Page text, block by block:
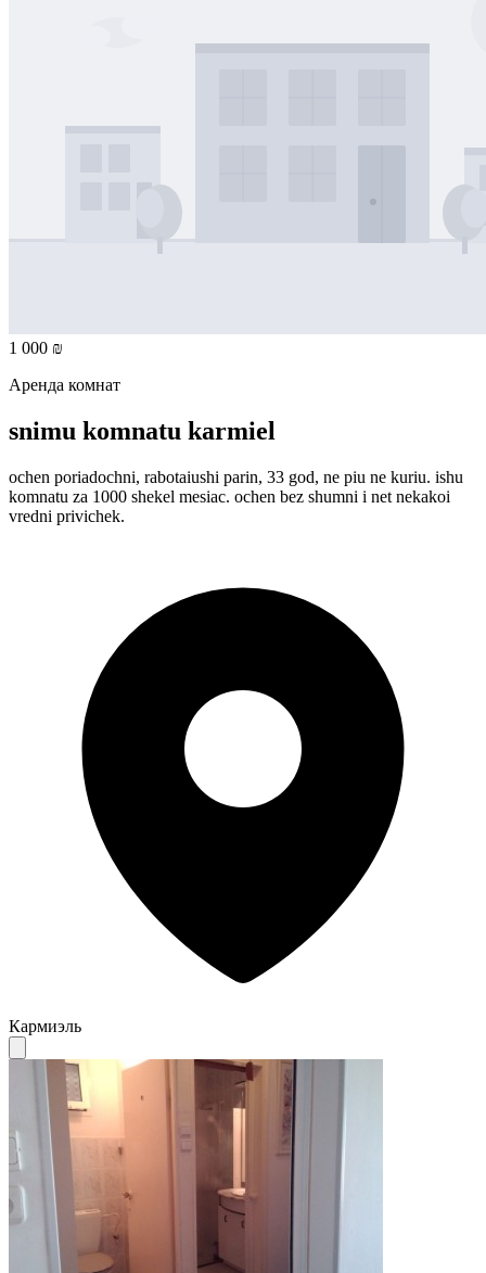
1 000 ₪
Аренда комнат
snimu komnatu karmiel
ochen poriadochni, rabotaiushi parin, 33 god, ne piu ne kuriu. ishu
komnatu za 1000 shekel mesiac. ochen bez shumni i net nekakoi
vredni privichek.
Кармиэль